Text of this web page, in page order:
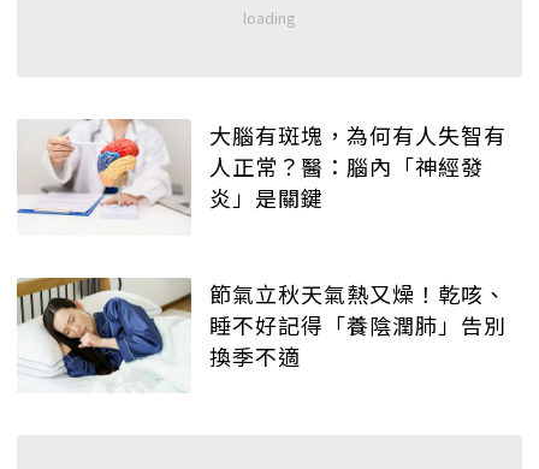
大腦有斑塊，為何有人失智有
人正常？醫：腦內「神經發
炎」是關鍵
節氣立秋天氣熱又燥！乾咳、
睡不好記得「養陰潤肺」告別
換季不適